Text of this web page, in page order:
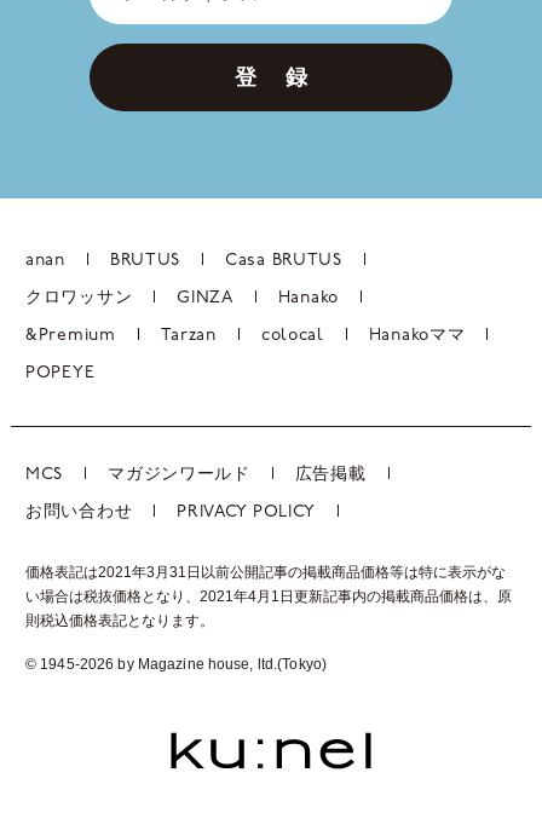
登 録
anan BRUTUS Casa BRUTUS
クロワッサン GINZA Hanako
&Premium Tarzan colocal Hanakoママ
POPEYE
MCS マガジンワールド 広告掲載
お問い合わせ PRIVACY POLICY
価格表記は2021年3月31日以前公開記事の掲載商品価格等は特に表示がな
い場合は税抜価格となり、2021年4月1日更新記事内の掲載商品価格は、 原
則税込価格表記となります。
© 1945-2026 by Magazine house, ltd.(Tokyo)